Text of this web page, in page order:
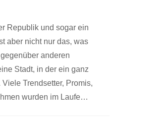
Republik und sogar ein
aber nicht nur das, was
anderen
Stadt, in der ein ganz
Trendsetter, Promis,
wurden im Laufe…